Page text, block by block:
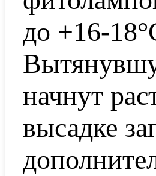
до +16-
начнут
высадке